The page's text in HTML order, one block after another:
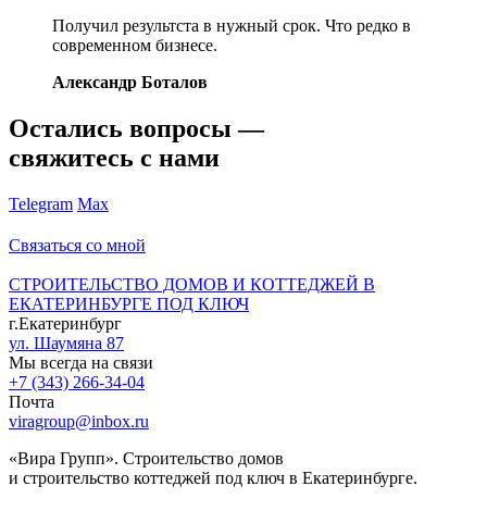
Получил результста в нужный срок. Что редко в
современном бизнесе.
Александр Боталов
Остались вопросы —
свяжитесь с нами
Telegram Max
Связаться со мной
СТРОИТЕЛЬСТВО ДОМОВ И КОТТЕДЖЕЙ В
ЕКАТЕРИНБУРГЕ ПОД КЛЮЧ
г.Екатеринбург
ул. Шаумяна 87
Мы всегда на связи
+7 (343) 266-34-04
Почта
viragroup@inbox.ru
«Вира Групп». Строительство домов
и строительство коттеджей под ключ в Екатеринбурге.